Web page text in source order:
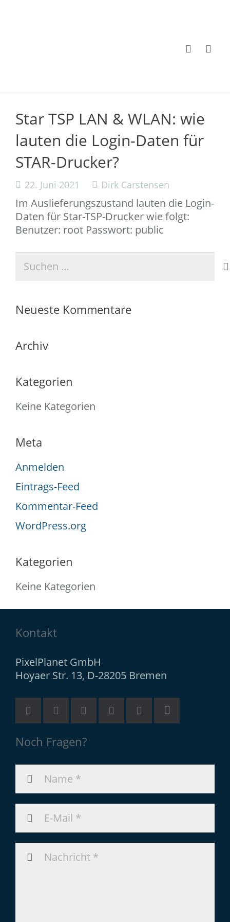
Star TSP LAN & WLAN: wie
lauten die Login-Daten für
STAR-Drucker?
22. Juni 2021 Dirk Carstensen
Im Auslieferungszustand lauten die Login-
Daten für Star-TSP-Drucker wie folgt:
Benutzer: root Passwort: public
nach:
Neueste Kommentare
Archiv
Kategorien
Keine Kategorien
Meta
Anmelden
Eintrags-Feed
Kommentar-Feed
WordPress.org
Kategorien
Keine Kategorien
Kontakt
PixelPlanet GmbH
Hoyaer Str. 13, D-28205 Bremen
Noch Fragen?